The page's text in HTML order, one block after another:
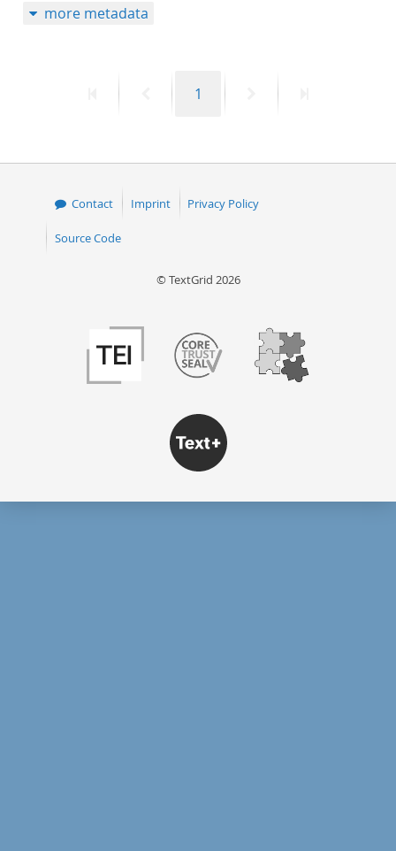
more metadata
PreviousPage
1
Contact Imprint Privacy Policy
Source Code
© TextGrid 2026